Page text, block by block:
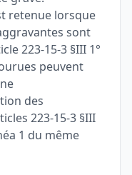
retenue lorsque
sont
223-15-3 §III 1°
peuvent
des
223-15-3 §III
1 du même